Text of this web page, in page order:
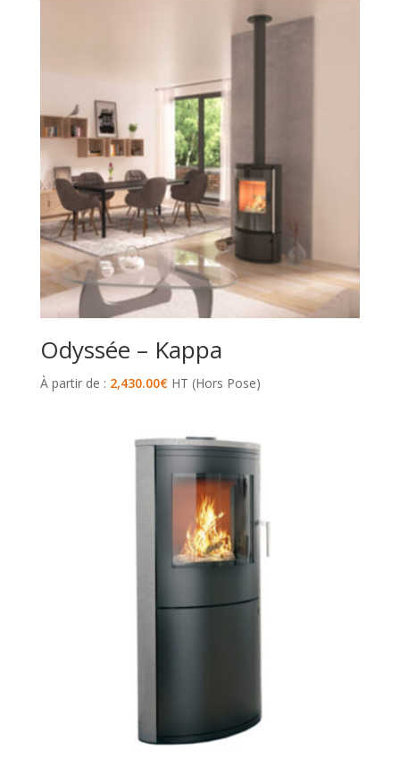
1,820.00€
à
Odyssée – Kappa
À partir de : 2,430.00€HT (Hors Pose)